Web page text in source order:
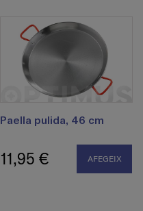
Paella pulida, 46 cm
11,95 € AFEGEIX